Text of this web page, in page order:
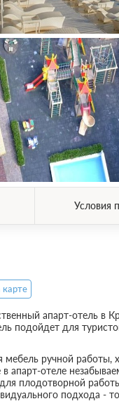
Условия
карте
апарт-отель в
подойдет для
ручной работы,
апарт-отеле
плодотворной
подхода -